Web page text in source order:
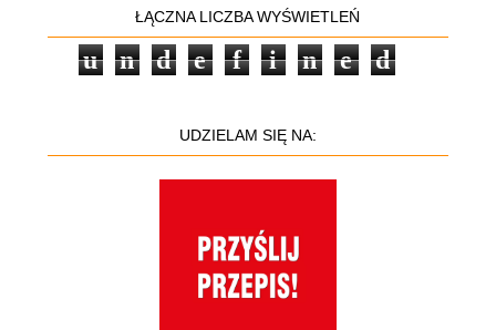
ŁĄCZNA LICZBA WYŚWIETLEŃ
u n d e f i n e d
UDZIELAM SIĘ NA: